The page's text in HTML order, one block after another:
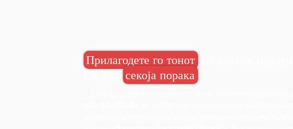
Прилагодете го тонот
Глас засекоја порака